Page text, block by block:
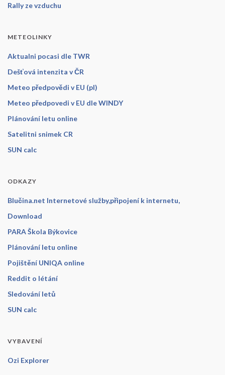
Rally ze vzduchu
METEOLINKY
Aktualni pocasi dle TWR
Dešťová intenzita v ČR
Meteo předpovědi v EU (pl)
Meteo předpovedi v EU dle WINDY
Plánování letu online
Satelitni snimek CR
SUN calc
ODKAZY
Blučina.net Internetové služby,připojení k internetu,
Download
PARA Škola Býkovice
Plánování letu online
Pojištění UNIQA online
Reddit o létání
Sledování letů
SUN calc
VYBAVENÍ
Ozi Explorer